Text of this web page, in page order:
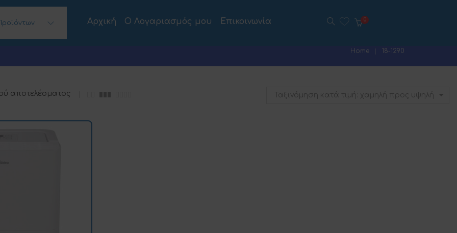
Αρχική Ο Λογαριασμός μου Επικοινωνία
Home 18-1290
αποτελέσματος Ταξινόμηση κατά τιμή: χαμηλή προς υψηλή